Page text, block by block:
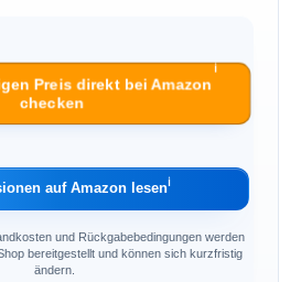
Preis direkt bei Amazon
checken
ℹ︎
auf Amazon lesenℹ︎
und Rückgabebedingungen werden
bereitgestellt und können sich kurzfristig
ändern.